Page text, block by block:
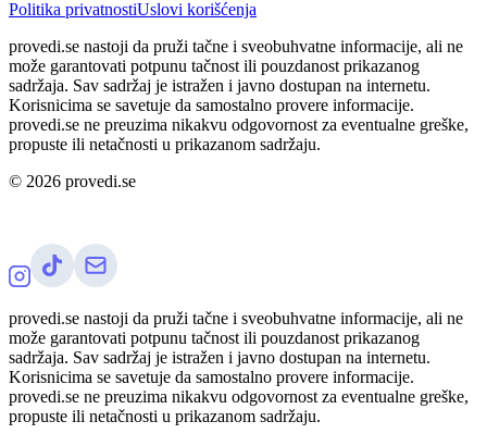
Politika privatnostiUslovi korišćenja
provedi.se nastoji da pruži tačne i sveobuhvatne informacije, ali ne
može garantovati potpunu tačnost ili pouzdanost prikazanog
sadržaja. Sav sadržaj je istražen i javno dostupan na internetu.
Korisnicima se savetuje da samostalno provere informacije.
provedi.se ne preuzima nikakvu odgovornost za eventualne greške,
propuste ili netačnosti u prikazanom sadržaju.
© 2026 provedi.se
provedi.se nastoji da pruži tačne i sveobuhvatne informacije, ali ne
može garantovati potpunu tačnost ili pouzdanost prikazanog
sadržaja. Sav sadržaj je istražen i javno dostupan na internetu.
Korisnicima se savetuje da samostalno provere informacije.
provedi.se ne preuzima nikakvu odgovornost za eventualne greške,
propuste ili netačnosti u prikazanom sadržaju.